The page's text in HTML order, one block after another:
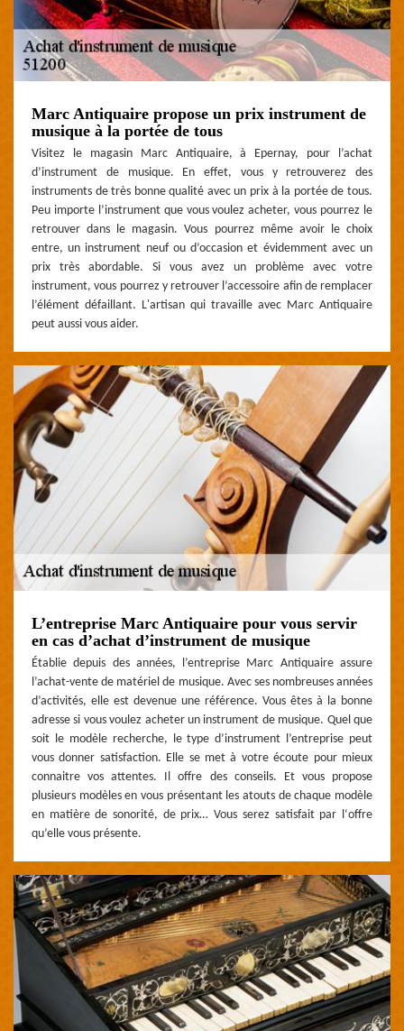
Marc Antiquaire propose un prix instrument de
musique à la portée de tous
Visitez le magasin Marc Antiquaire, à Epernay, pour l’achat
d’instrument de musique. En effet, vous y retrouverez des
instruments de très bonne qualité avec un prix à la portée de tous.
Peu importe l’instrument que vous voulez acheter, vous pourrez le
retrouver dans le magasin. Vous pourrez même avoir le choix
entre, un instrument neuf ou d’occasion et évidemment avec un
prix très abordable. Si vous avez un problème avec votre
instrument, vous pourrez y retrouver l’accessoire afin de remplacer
l’élément défaillant. L'artisan qui travaille avec Marc Antiquaire
peut aussi vous aider.
L’entreprise Marc Antiquaire pour vous servir
en cas d’achat d’instrument de musique
Établie depuis des années, l’entreprise Marc Antiquaire assure
l’achat-vente de matériel de musique. Avec ses nombreuses années
d’activités, elle est devenue une référence. Vous êtes à la bonne
adresse si vous voulez acheter un instrument de musique. Quel que
soit le modèle recherche, le type d’instrument l’entreprise peut
vous donner satisfaction. Elle se met à votre écoute pour mieux
connaitre vos attentes. Il offre des conseils. Et vous propose
plusieurs modèles en vous présentant les atouts de chaque modèle
en matière de sonorité, de prix… Vous serez satisfait par l‘offre
qu’elle vous présente.